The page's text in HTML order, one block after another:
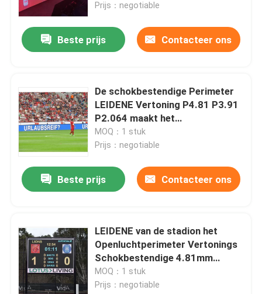
Prijs：negotiable
Beste prijs Contacteer ons
De schokbestendige Perimeter
LEIDENE Vertoning P4.81 P3.91
P2.064 maakt het
Vertoningsscherm waterdicht
MOQ：1 stuk
Prijs：negotiable
Beste prijs Contacteer ons
LEIDENE van de stadion het
Openluchtperimeter Vertonings
Schokbestendige 4.81mm
LEIDENE Scherm van HD
MOQ：1 stuk
Prijs：negotiable